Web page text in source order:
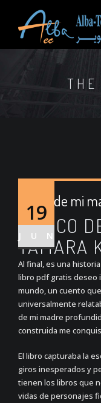
THE
19
JUN
El eco de mi
EL ECO
TAMARA
Al final, es una
libro pdf gratis deseo
mundo, un cuento
universalmente
de mi madre
construida me
El libro capturaba la
giros inesperados y
tienen los libros que
vidas de personajes